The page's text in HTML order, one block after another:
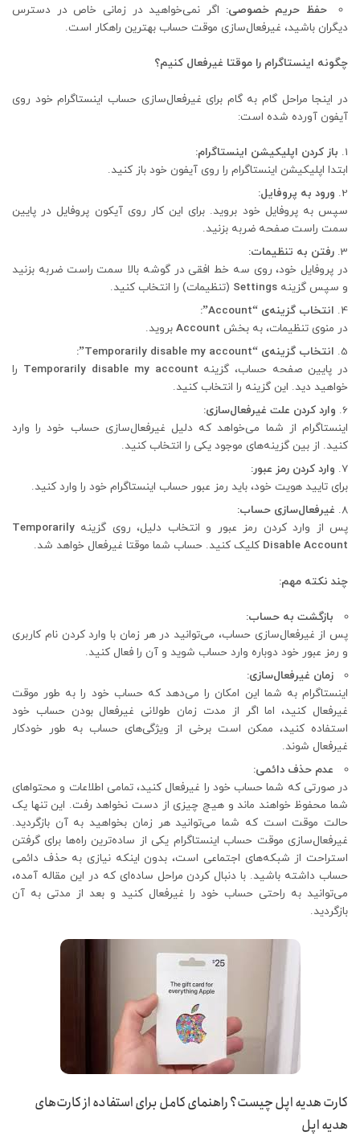
حفظ حریم خصوصی: اگر نمی‌خواهید در زمانی خاص در دسترس
دیگران باشید، غیرفعال‌سازی موقت حساب بهترین راهکار است.
چگونه اینستاگرام را موقتا غیرفعال کنیم؟
در اینجا مراحل گام به گام برای غیرفعال‌سازی حساب اینستاگرام خود روی
آیفون آورده شده است:
باز کردن اپلیکیشن اینستاگرام:
ابتدا اپلیکیشن اینستاگرام را روی آیفون خود باز کنید.
ورود به پروفایل:
سپس به پروفایل خود بروید. برای این کار روی آیکون پروفایل در پایین
سمت راست صفحه ضربه بزنید.
رفتن به تنظیمات:
در پروفایل خود، روی سه خط افقی در گوشه بالا سمت راست ضربه بزنید
و سپس گزینه Settings (تنظیمات) را انتخاب کنید.
انتخاب گزینه‌ی “Account”:
در منوی تنظیمات، به بخش Account بروید.
انتخاب گزینه‌ی “Temporarily disable my account”:
در پایین صفحه حساب، گزینه Temporarily disable my account را
خواهید دید. این گزینه را انتخاب کنید.
وارد کردن علت غیرفعال‌سازی:
اینستاگرام از شما می‌خواهد که دلیل غیرفعال‌سازی حساب خود را وارد
کنید. از بین گزینه‌های موجود یکی را انتخاب کنید.
وارد کردن رمز عبور:
برای تایید هویت خود، باید رمز عبور حساب اینستاگرام خود را وارد کنید.
غیرفعال‌سازی حساب:
پس از وارد کردن رمز عبور و انتخاب دلیل، روی گزینه Temporarily
Disable Account کلیک کنید. حساب شما موقتا غیرفعال خواهد شد.
چند نکته مهم:
بازگشت به حساب:
پس از غیرفعال‌سازی حساب، می‌توانید در هر زمان با وارد کردن نام کاربری
و رمز عبور خود دوباره وارد حساب شوید و آن را فعال کنید.
زمان غیرفعال‌سازی:
اینستاگرام به شما این امکان را می‌دهد که حساب خود را به طور موقت
غیرفعال کنید، اما اگر از مدت زمان طولانی غیرفعال بودن حساب خود
استفاده کنید، ممکن است برخی از ویژگی‌های حساب به طور خودکار
غیرفعال شوند.
عدم حذف دائمی:
در صورتی که شما حساب خود را غیرفعال کنید، تمامی اطلاعات و محتواهای
شما محفوظ خواهند ماند و هیچ چیزی از دست نخواهد رفت. این تنها یک
حالت موقت است که شما می‌توانید هر زمان بخواهید به آن بازگردید.
غیرفعال‌سازی موقت حساب اینستاگرام یکی از ساده‌ترین راه‌ها برای گرفتن
استراحت از شبکه‌های اجتماعی است، بدون اینکه نیازی به حذف دائمی
حساب داشته باشید. با دنبال کردن مراحل ساده‌ای که در این مقاله آمده،
می‌توانید به راحتی حساب خود را غیرفعال کنید و بعد از مدتی به آن
بازگردید.
کارت هدیه اپل چیست؟ راهنمای کامل برای استفاده از کارت‌های
هدیه اپل